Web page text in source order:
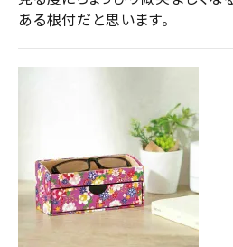
ある根付だと思います。